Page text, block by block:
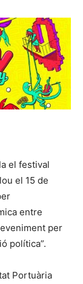
el festival
el 15 de
entre
per
política”.
Portuària